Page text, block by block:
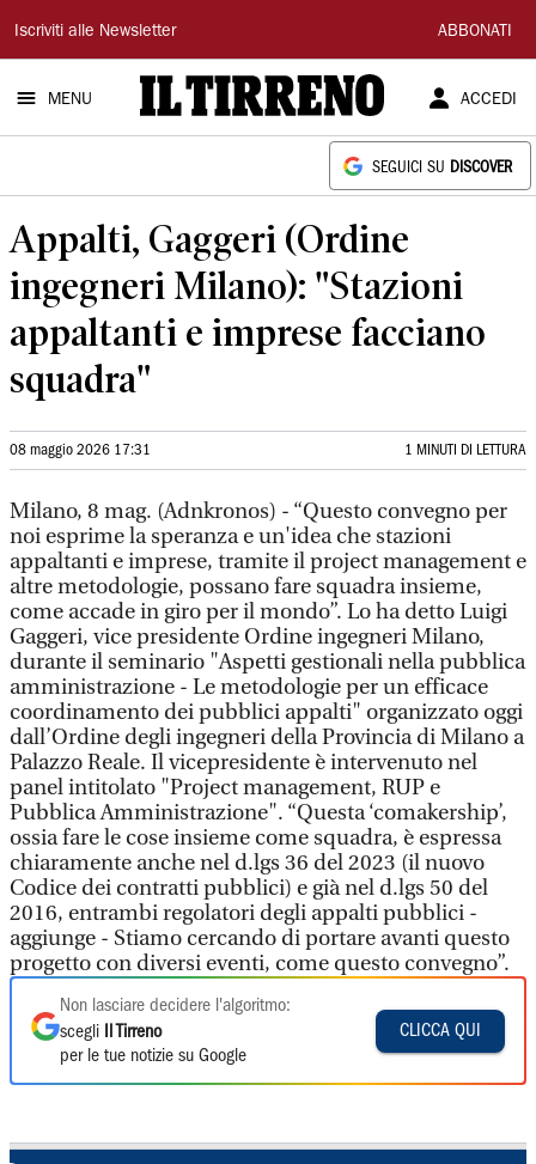
Il
Tirreno
Iscriviti alle Newsletter ABBONATI
MENU ACCEDI
SEGUICI SU DISCOVER
Appalti, Gaggeri (Ordine
ingegneri Milano): "Stazioni
appaltanti e imprese facciano
squadra"
08 maggio 2026 17:31 1 MINUTI DI LETTURA
Milano, 8 mag. (Adnkronos) - “Questo convegno per
noi esprime la speranza e un'idea che stazioni
appaltanti e imprese, tramite il project management e
altre metodologie, possano fare squadra insieme,
come accade in giro per il mondo”. Lo ha detto Luigi
Gaggeri, vice presidente Ordine ingegneri Milano,
durante il seminario "Aspetti gestionali nella pubblica
amministrazione - Le metodologie per un efficace
coordinamento dei pubblici appalti" organizzato oggi
dall’Ordine degli ingegneri della Provincia di Milano a
Palazzo Reale. Il vicepresidente è intervenuto nel
panel intitolato "Project management, RUP e
Pubblica Amministrazione". “Questa ‘comakership’,
ossia fare le cose insieme come squadra, è espressa
chiaramente anche nel d.lgs 36 del 2023 (il nuovo
Codice dei contratti pubblici) e già nel d.lgs 50 del
2016, entrambi regolatori degli appalti pubblici -
aggiunge - Stiamo cercando di portare avanti questo
progetto con diversi eventi, come questo convegno”.
Non lasciare decidere l'algoritmo:
scegli
Il Tirreno
per le tue notizie su Google
CLICCA QUI